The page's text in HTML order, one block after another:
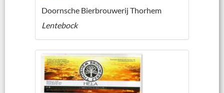
Doornsche Bierbrouwerij Thorhem
Lentebock